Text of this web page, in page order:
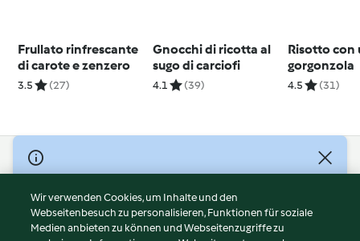
Frullato rinfrescante
di carote e zenzero
3.5 (27)
Gnocchi di ricotta al
sugo di carciofi
4.1 (39)
Risotto con
gorgonzola
4.5 (31)
© Copyright 2026
Nutzungsbedingungen
Datenschutzrichtlinien
Disclaimer
Wir verwenden Cookies, um Inhalte und den
Webseitenbesuch zu personalisieren, Funktionen für soziale
Medien anbieten zu können und Webseitenzugriffe zu